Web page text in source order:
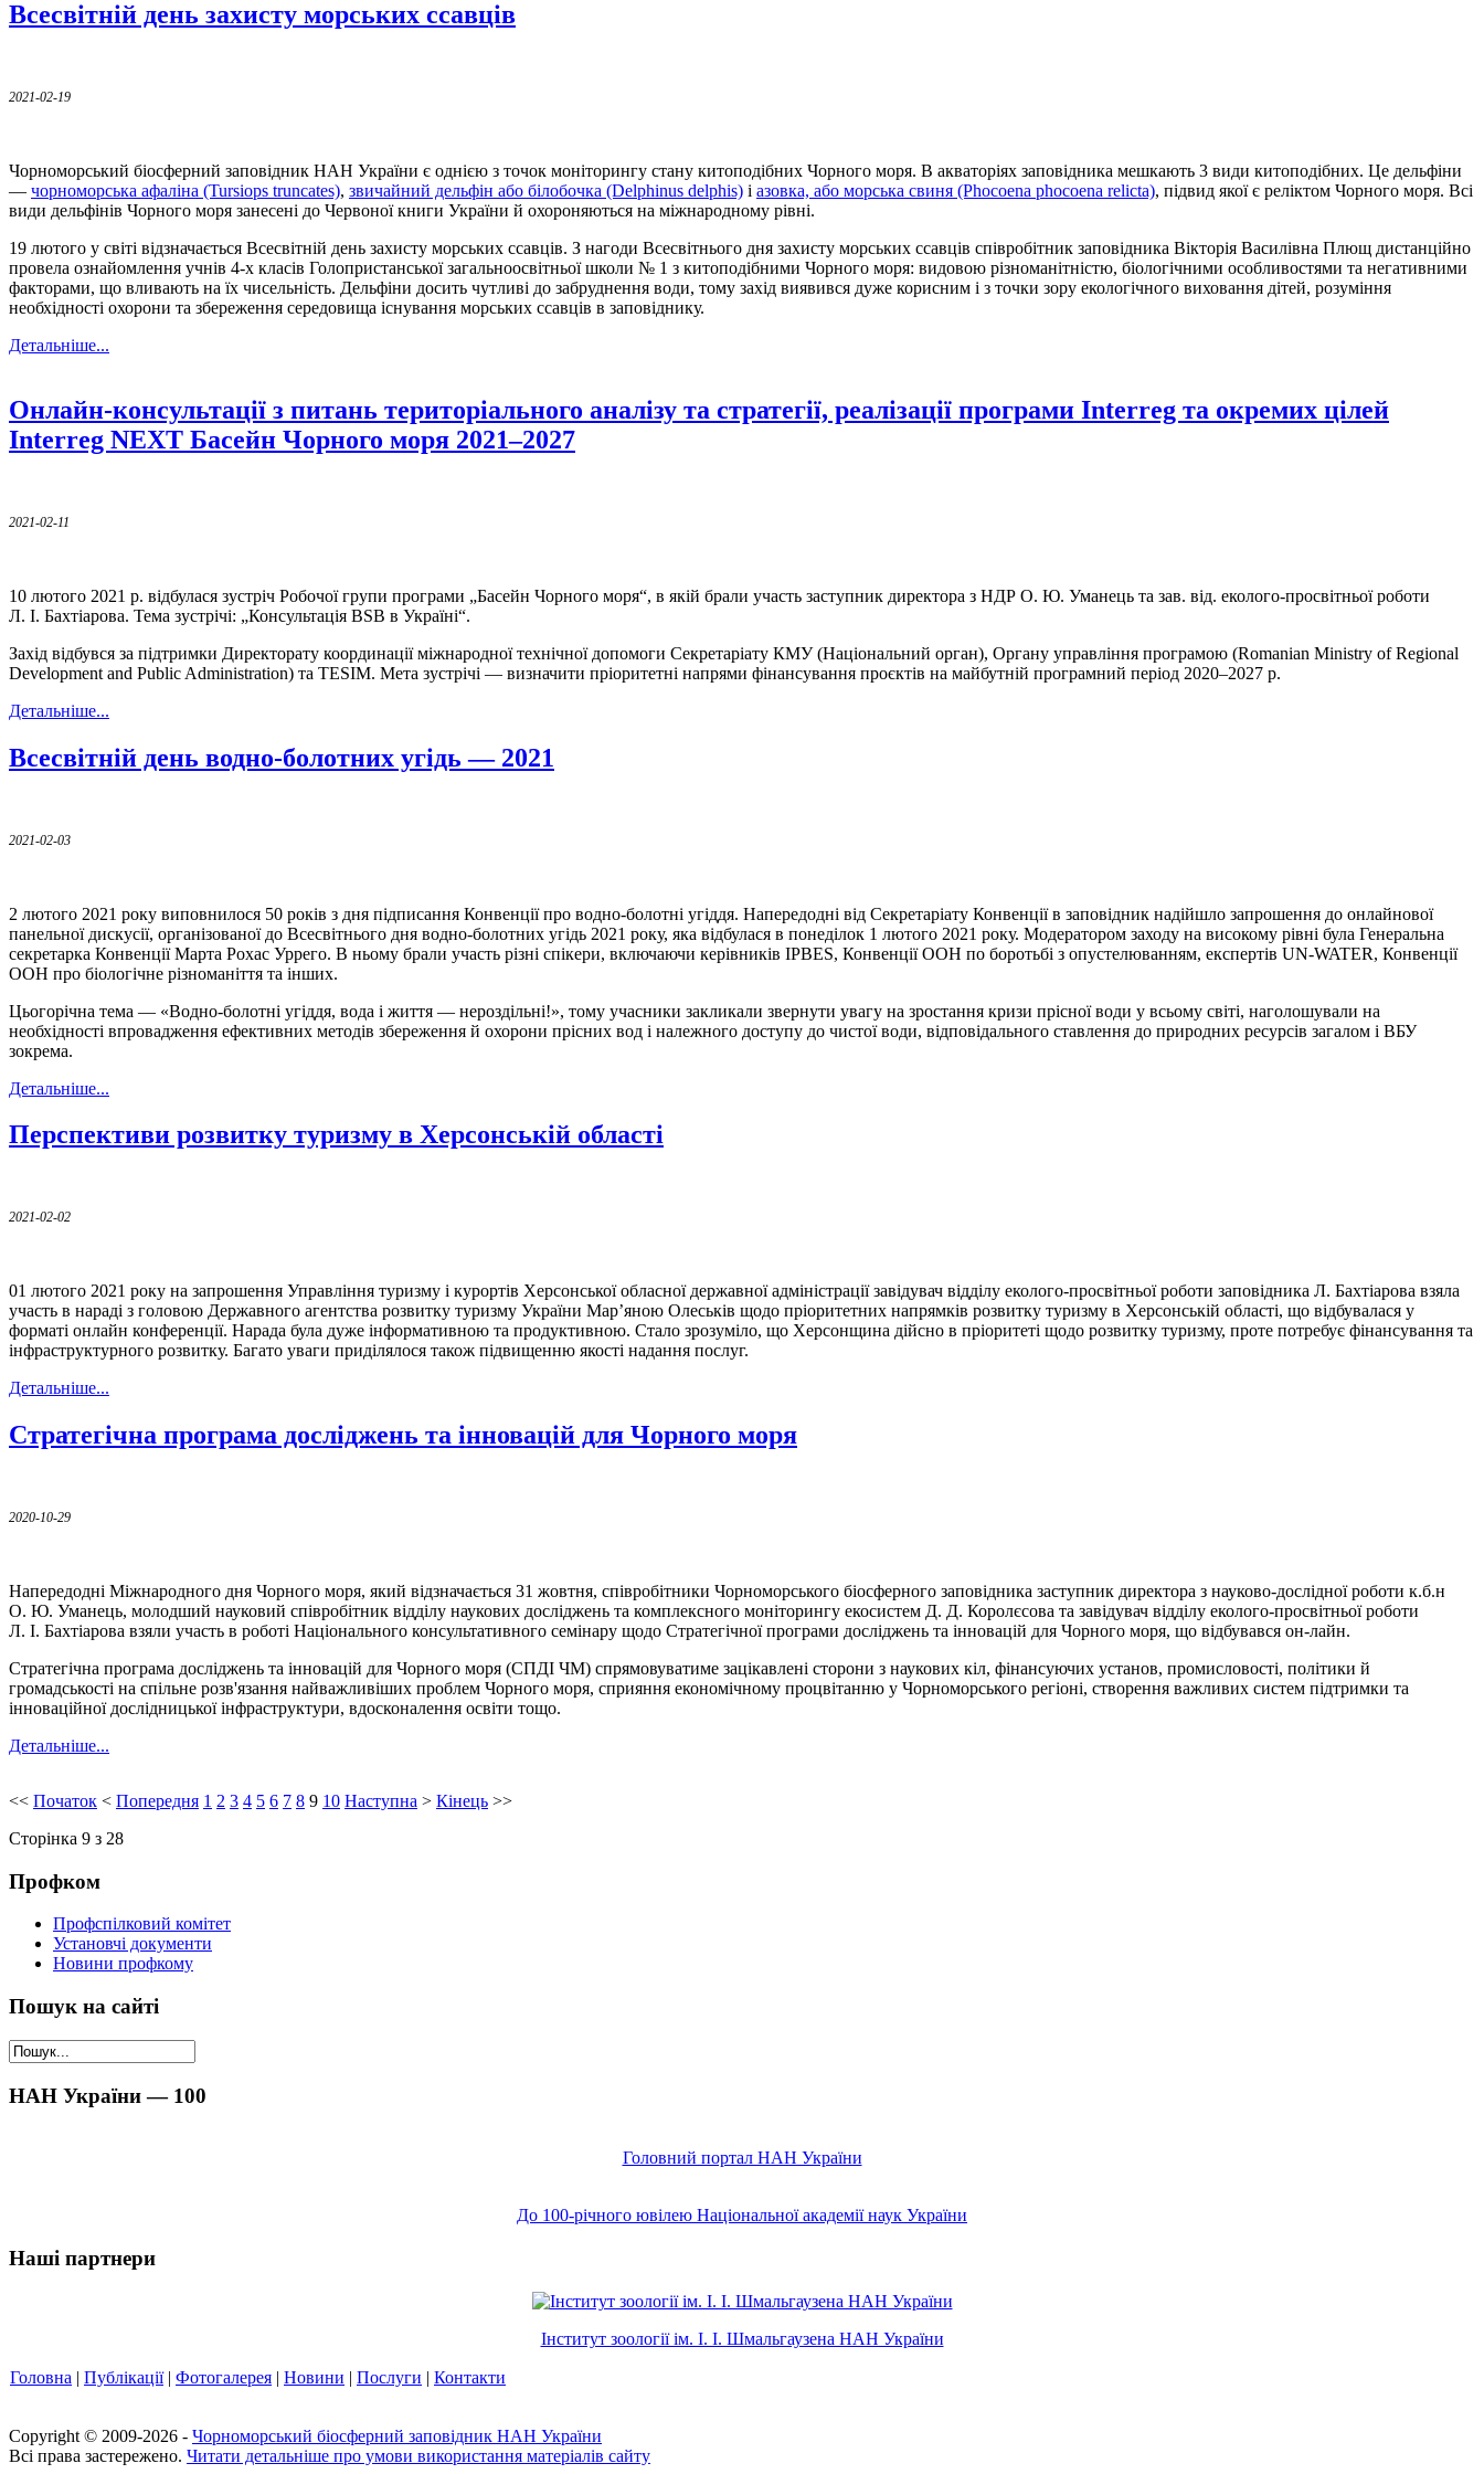
Всесвітній день захисту морських ссавців
2021-02-19
Чорноморський біосферний заповідник НАН України є однією з точок моніторингу стану китоподібних Чорного моря. В акваторіях заповідника мешкають 3 види китоподібних. Це дельфіни
— чорноморська афаліна (Tursiops truncates), звичайний дельфін або білобочка (Delphinus delphis) і азовка, або морська свиня (Phocoena phocoena relicta), підвид якої є реліктом Чорного моря. Всі
види дельфінів Чорного моря занесені до Червоної книги України й охороняються на міжнародному рівні.
19 лютого у світі відзначається Всесвітній день захисту морських ссавців. З нагоди Всесвітнього дня захисту морських ссавців співробітник заповідника Вікторія Василівна Плющ дистанційно
провела ознайомлення учнів 4-х класів Голопристанської загальноосвітньої школи № 1 з китоподібними Чорного моря: видовою різноманітністю, біологічними особливостями та негативними
факторами, що вливають на їх чисельність. Дельфіни досить чутливі до забруднення води, тому захід виявився дуже корисним і з точки зору екологічного виховання дітей, розуміння
необхідності охорони та збереження середовища існування морських ссавців в заповіднику.
Детальніше...
Онлайн-консультації з питань територіального аналізу та стратегії, реалізації програми Interreg та окремих цілей
Interreg NEXT Басейн Чорного моря 2021–2027
2021-02-11
10 лютого 2021 р. відбулася зустріч Робочої групи програми „Басейн Чорного моря“, в якій брали участь заступник директора з НДР О. Ю. Уманець та зав. від. еколого-просвітньої роботи
Л. І. Бахтіарова. Тема зустрічі: „Консультація BSB в Україні“.
Захід відбувся за підтримки Директорату координації міжнародної технічної допомоги Секретаріату КМУ (Національний орган), Органу управління програмою (Romanian Ministry of Regional
Development and Public Administration) та TESIM. Мета зустрічі — визначити пріоритетні напрями фінансування проєктів на майбутній програмний період 2020–2027 р.
Детальніше...
Всесвітній день водно-болотних угідь — 2021
2021-02-03
2 лютого 2021 року виповнилося 50 років з дня підписання Конвенції про водно-болотні угіддя. Напередодні від Секретаріату Конвенції в заповідник надійшло запрошення до онлайнової
панельної дискусії, організованої до Всесвітнього дня водно-болотних угідь 2021 року, яка відбулася в понеділок 1 лютого 2021 року. Модератором заходу на високому рівні була Генеральна
секретарка Конвенції Марта Рохас Уррего. В ньому брали участь різні спікери, включаючи керівників IPBES, Конвенції ООН по боротьбі з опустелюванням, експертів UN-WATER, Конвенції
ООН про біологічне різноманіття та інших.
Цьогорічна тема — «Водно-болотні угіддя, вода і життя — нероздільні!», тому учасники закликали звернути увагу на зростання кризи прісної води у всьому світі, наголошували на
необхідності впровадження ефективних методів збереження й охорони прісних вод і належного доступу до чистої води, відповідального ставлення до природних ресурсів загалом і ВБУ
зокрема.
Детальніше...
Перспективи розвитку туризму в Херсонській області
2021-02-02
01 лютого 2021 року на запрошення Управління туризму і курортів Херсонської обласної державної адміністрації завідувач відділу еколого-просвітньої роботи заповідника Л. Бахтіарова взяла
участь в нараді з головою Державного агентства розвитку туризму України Мар’яною Олеськів щодо пріоритетних напрямків розвитку туризму в Херсонській області, що відбувалася у
форматі онлайн конференції. Нарада була дуже інформативною та продуктивною. Стало зрозуміло, що Херсонщина дійсно в пріоритеті щодо розвитку туризму, проте потребує фінансування та
інфраструктурного розвитку. Багато уваги приділялося також підвищенню якості надання послуг.
Детальніше...
Стратегічна програма досліджень та інновацій для Чорного моря
2020-10-29
Напередодні Міжнародного дня Чорного моря, який відзначається 31 жовтня, співробітники Чорноморського біосферного заповідника заступник директора з науково-дослідної роботи к.б.н
О. Ю. Уманець, молодший науковий співробітник відділу наукових досліджень та комплексного моніторингу екосистем Д. Д. Королєсова та завідувач відділу еколого-просвітньої роботи
Л. І. Бахтіарова взяли участь в роботі Національного консультативного семінару щодо Стратегічної програми досліджень та інновацій для Чорного моря, що відбувався он-лайн.
Стратегічна програма досліджень та інновацій для Чорного моря (СПДІ ЧМ) спрямовуватиме зацікавлені сторони з наукових кіл, фінансуючих установ, промисловості, політики й
громадськості на спільне розв'язання найважливіших проблем Чорного моря, сприяння економічному процвітанню у Чорноморського регіоні, створення важливих систем підтримки та
інноваційної дослідницької інфраструктури, вдосконалення освіти тощо.
Детальніше...
<< Початок < Попередня 1 2 3 4 5 6 7 8 9 10 Наступна > Кінець >>
Сторінка 9 з 28
Профком
Профспілковий комітет
Установчі документи
Новини профкому
Пошук на сайті
НАН України — 100
Головний портал НAН України
До 100-річного ювілею Національної академії наук України
Наші партнери
Інститут зоології ім. І. І. Шмальгаузена НАН України
Головна | Публікації| Фотогалерея | Новини | Послуги | Контакти
Copyright © 2009-2026 - Чорноморський біосферний заповідник НАН України
Всі права застережено. Читати детальніше про умови використання матеріалів сайту